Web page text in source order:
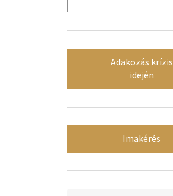
Adakozás krízis
idején
Imakérés